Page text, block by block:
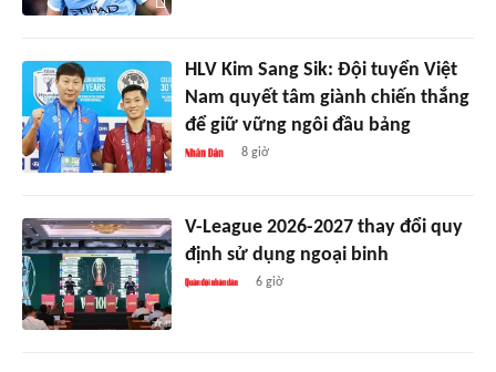
HLV Kim Sang Sik: Đội tuyển Việt
Nam quyết tâm giành chiến thắng
để giữ vững ngôi đầu bảng
8 giờ
V-League 2026-2027 thay đổi quy
định sử dụng ngoại binh
6 giờ